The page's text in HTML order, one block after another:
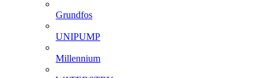
Grundfos
UNIPUMP
Millennium